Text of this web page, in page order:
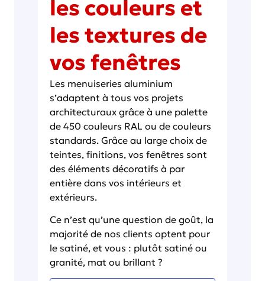
les couleurs et
les textures de
vos fenêtres
Les menuiseries aluminium
s’adaptent à tous vos projets
architecturaux grâce à une palette
de 450 couleurs RAL ou de couleurs
standards. Grâce au large choix de
teintes, finitions, vos fenêtres sont
des éléments décoratifs à par
entière dans vos intérieurs et
extérieurs.
Ce n’est qu’une question de goût, la
majorité de nos clients optent pour
le satiné, et vous : plutôt satiné ou
granité, mat ou brillant ?